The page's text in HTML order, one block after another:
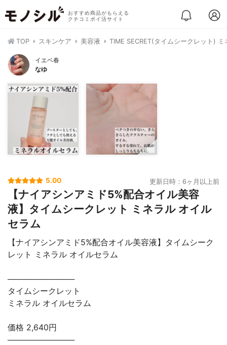
おすすめ商品がもらえる
クチコミポイ活サイト
TOP スキンケア 美容液 TIME SECRET(タイムシークレット)
イエベ春
なゆ
5.00 更新日時：6ヶ月以上前
【ナイアシンアミド5%配合オイル美容
液】タイムシークレット ミネラル オイル
セラム
【ナイアシンアミド5%配合オイル美容液】タイムシーク
レット ミネラル オイルセラム
────────────
タイムシークレット
ミネラル オイルセラム
価格 2,640円
────────────